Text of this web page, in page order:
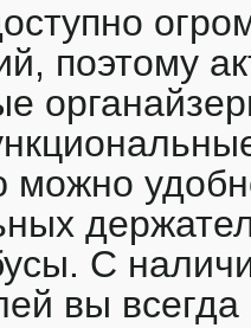
поэтому
С
вы всегда